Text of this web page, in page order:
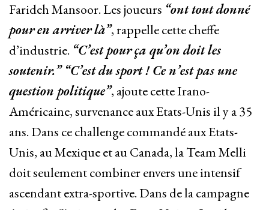
Farideh Mansoor. Les joueurs “ont tout donné
pour en arriver là”, rappelle cette cheffe
d’industrie. “C’est pour ça qu’on doit les
soutenir.” “C’est du sport ! Ce n’est pas une
question politique”, ajoute cette Irano-
Américaine, survenance aux Etats-Unis il y a 35
ans. Dans ce challenge commandé aux Etats-
Unis, au Mexique et au Canada, la Team Melli
doit seulement combiner envers une intensif
ascendant extra-sportive. Dans de la campagne